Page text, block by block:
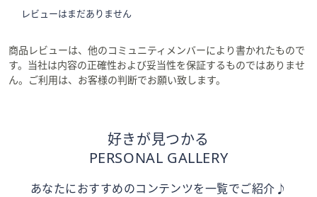
レビューはまだありません
商品レビューは、他のコミュニティメンバーにより書かれたもので
す。当社は内容の正確性および妥当性を保証するものではありませ
ん。ご利用は、お客様の判断でお願い致します。
好きが見つかる
PERSONAL GALLERY
あなたにおすすめのコンテンツを一覧でご紹介♪